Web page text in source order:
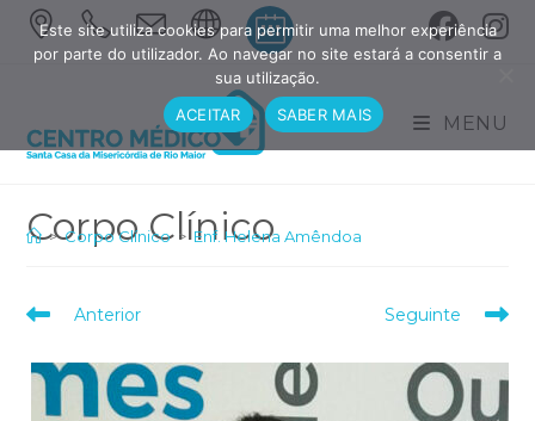
Skip
MENU
> Corpo Clínico > Enf. Helena Amêndoa
Read
articles
Anterior Seguinte
Este site utiliza cookies para permitir uma melhor experiência
por parte do utilizador. Ao navegar no site estará a consentir a
sua utilização.
ACEITAR
SABER MAIS